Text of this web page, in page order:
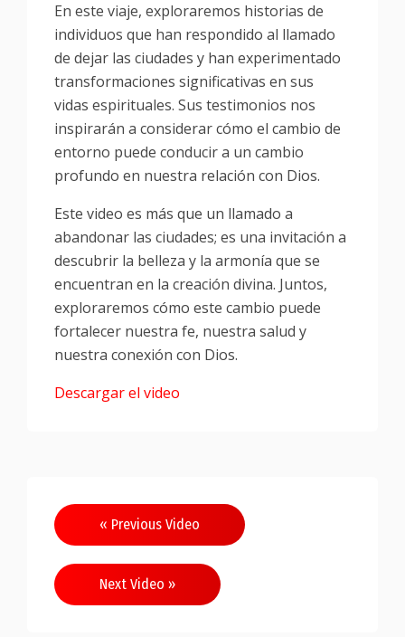
En este viaje, exploraremos historias de
individuos que han respondido al llamado
de dejar las ciudades y han experimentado
transformaciones significativas en sus
vidas espirituales. Sus testimonios nos
inspirarán a considerar cómo el cambio de
entorno puede conducir a un cambio
profundo en nuestra relación con Dios.
Este video es más que un llamado a
abandonar las ciudades; es una invitación a
descubrir la belleza y la armonía que se
encuentran en la creación divina. Juntos,
exploraremos cómo este cambio puede
fortalecer nuestra fe, nuestra salud y
nuestra conexión con Dios.
Descargar el video
Navegación
de
entradas
« Previous Video
Next Video »